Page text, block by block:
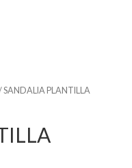
SANDALIA PLANTILLA